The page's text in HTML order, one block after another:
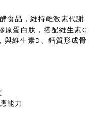
食品，維持雌激素代謝
原蛋白肽，搭配維生素C
與維生素D
、鈣質形成骨
能力